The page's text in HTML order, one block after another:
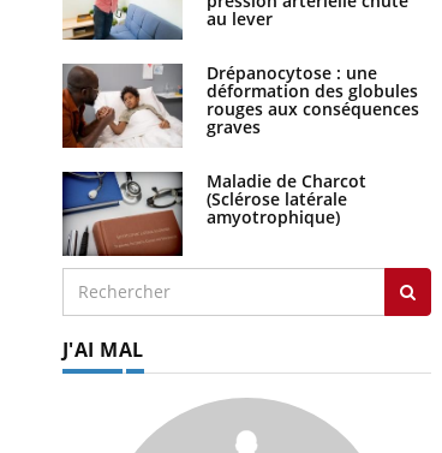
au lever
Drépanocytose : une
déformation des globules
rouges aux conséquences
graves
Maladie de Charcot
(Sclérose latérale
amyotrophique)
J'AI MAL